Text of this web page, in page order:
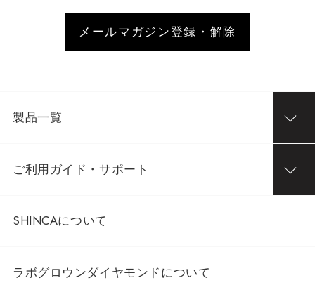
メールマガジン登録・解除
製品一覧
ご利用ガイド・サポート
SHINCAについて
ラボグロウンダイヤモンドについて